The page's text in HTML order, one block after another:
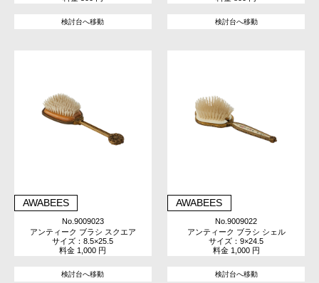
検討台へ移動 検討台へ移動
AWABEES
No.9009023
アンティーク ブラシ スクエア
サイズ：8.5×25.5
料金 1,000 円
検討台へ移動
AWABEES
No.9009022
アンティーク ブラシ シェル
サイズ：9×24.5
料金 1,000 円
検討台へ移動